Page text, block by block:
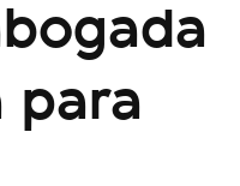
para